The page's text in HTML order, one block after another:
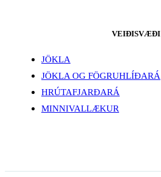
VEIÐISVÆÐI
JÖKLA
JÖKLA OG FÖGRUHLÍÐARÁ
HRÚTAFJARÐARÁ
MINNIVALLÆKUR